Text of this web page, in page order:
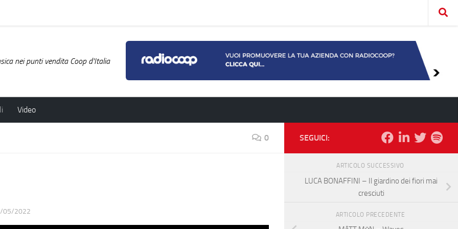
nei punti vendita Coop d'Italia
Video
0
05/2022
SEGUICI:
ARTICOLO SUCCESSIVO
LUCA BONAFFINI – Il giardino dei fiori mai
cresciuti
ARTICOLO PRECEDENTE